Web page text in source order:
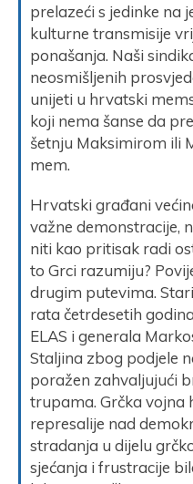
prelazeći s jedinke na
kulturne transmisije
ponašanja. Naši
neosmišljenih
unijeti u hrvatski
koji nema šanse da
šetnju Maksimirom ili
mem.
Hrvatski građani
važne demonstracije,
niti kao pritisak radi
to Grci razumiju?
drugim putevima.
rata četrdesetih
ELAS i generala
Staljina zbog podjele
poražen zahvaljujući
trupama. Grčka vojna
represalije nad
stradanja u dijelu
sjećanja i frustracije